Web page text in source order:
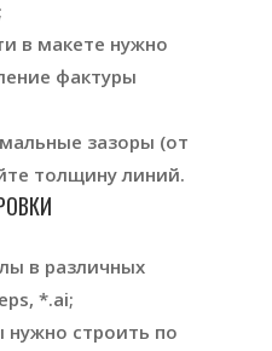
в макете нужно
фактуры
зазоры (от
толщину линий.
в различных
*.ai;
нужно строить по